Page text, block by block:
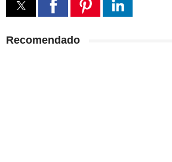
Recomendado